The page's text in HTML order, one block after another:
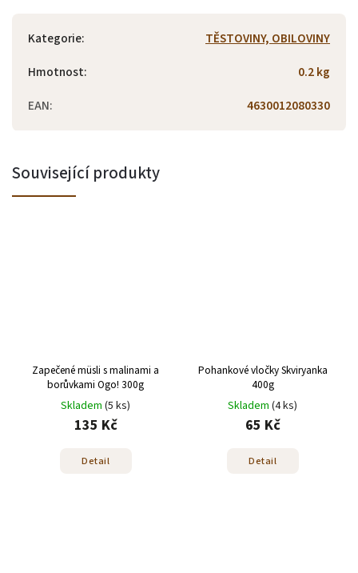
Kategorie:
TĚSTOVINY, OBILOVINY
Hmotnost:
0.2 kg
EAN: 4630012080330
Související produkty
Zapečené müsli s malinami a
borůvkami Ogo! 300g
Skladem (5 ks)
135 Kč
Detail
Pohankové vločky Skviryanka
400g
Skladem (4 ks)
65 Kč
Detail